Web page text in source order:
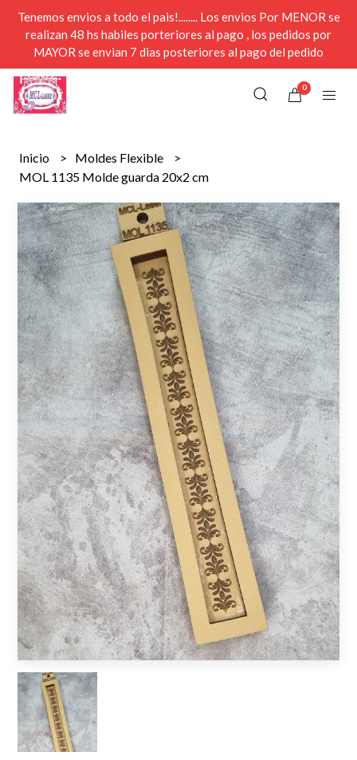
Tenemos envios a todo el pais!........ Los envios Por MENOR se
realizan 48 hs habiles porteriores al pago , los pedidos por
MAYOR se envian 7 dias posteriores al pago del pedido
0
Inicio
Moldes Flexible
MOL 1135 Molde guarda 20x2 cm